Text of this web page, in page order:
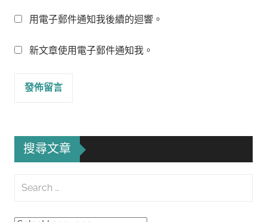
用電子郵件通知我後續的迴響。
新文章使用電子郵件通知我。
搜尋文章
Search